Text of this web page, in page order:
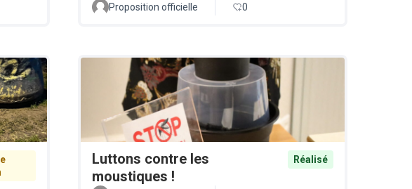
Proposition officielle 0
Luttons contre les
moustiques !
Réalisé